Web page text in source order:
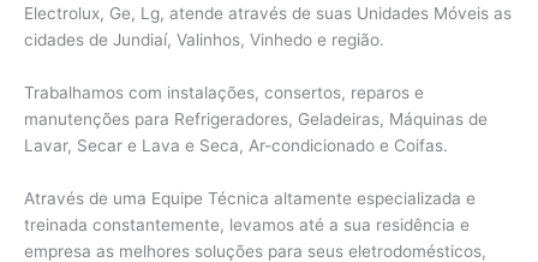
Electrolux, Ge, Lg, atende através de suas Unidades Móveis as
cidades de Jundiaí, Valinhos, Vinhedo e região.
Trabalhamos com instalações, consertos, reparos e
manutenções para Refrigeradores, Geladeiras, Máquinas de
Lavar, Secar e Lava e Seca, Ar-condicionado e Coifas.
Através de uma Equipe Técnica altamente especializada e
treinada constantemente, levamos até a sua residência e
empresa as melhores soluções para seus eletrodomésticos,